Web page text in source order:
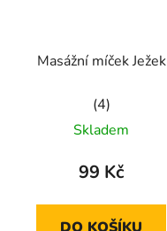
Masážní míček Ježek
Průměrné
hodnocení
produktu
5,0
Skladem
99 Kč